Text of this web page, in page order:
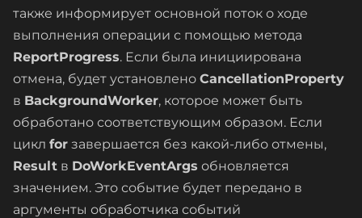
также информирует основной поток о ходе
выполнения операции с помощью метода
ReportProgress. Если была инициирована
отмена, будет установлено CancellationProperty
в BackgroundWorker, которое может быть
обработано соответствующим образом. Если
цикл for завершается без какой-либо отмены,
Result в DoWorkEventArgs обновляется
значением. Это событие будет передано в
аргументы обработчика событий